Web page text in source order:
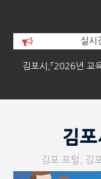
실시
김포시,「2026년 교
김
김포 포털, 김